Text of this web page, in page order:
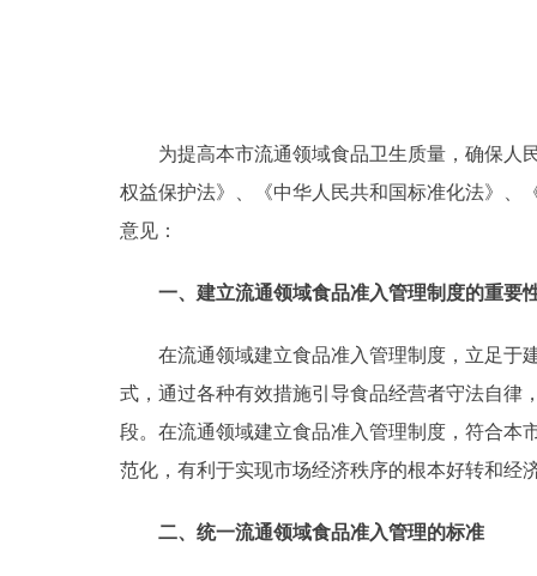
参与调查
绿色北京
多语种
为提高本市流通领域食品卫生质量，确保人民
权益保护法》、《中华人民共和国标准化法》、
意见：
一、建立流通领域食品准入管理制度的重要
在流通领域建立食品准入管理制度，立足于建
式，通过各种有效措施引导食品经营者守法自律
段。在流通领域建立食品准入管理制度，符合本
范化，有利于实现市场经济秩序的根本好转和经
二、统一流通领域食品准入管理的标准